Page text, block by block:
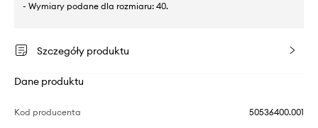
- Wymiary podane dla rozmiaru: 40.
Szczegóły produktu
Dane produktu
Kod producenta 50536400.001